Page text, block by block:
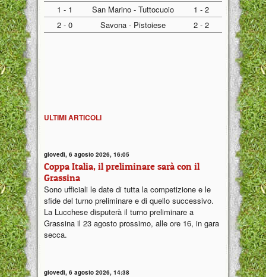
1 - 1
San Marino - Tuttocuoio
1 - 2
2 - 0
Savona - Pistoiese 2 - 2
ULTIMI ARTICOLI
giovedì, 6 agosto 2026, 16:05
Coppa Italia, il preliminare sarà con il
Grassina
Sono ufficiali le date di tutta la competizione e le
sfide del turno preliminare e di quello successivo.
La Lucchese disputerà il turno preliminare a
Grassina il 23 agosto prossimo, alle ore 16, in gara
secca.
giovedì, 6 agosto 2026, 14:38